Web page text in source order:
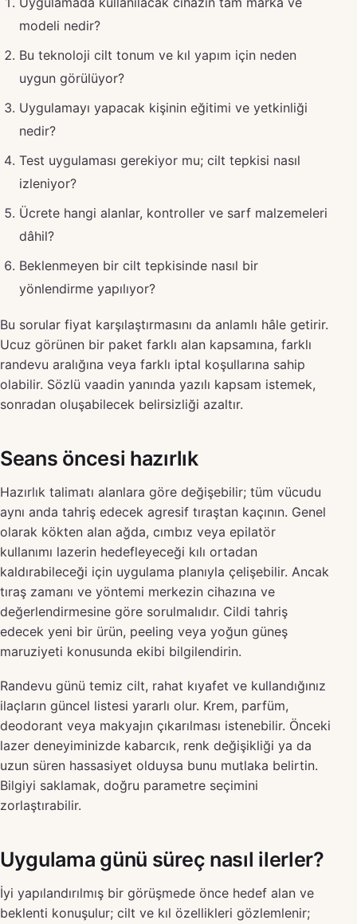
modeli nedir?
Bu teknoloji cilt tonum ve kıl yapım için neden
uygun görülüyor?
Uygulamayı yapacak kişinin eğitimi ve yetkinliği
nedir?
Test uygulaması gerekiyor mu; cilt tepkisi nasıl
izleniyor?
Ücrete hangi alanlar, kontroller ve sarf malzemeleri
dâhil?
Beklenmeyen bir cilt tepkisinde nasıl bir
yönlendirme yapılıyor?
Bu sorular fiyat karşılaştırmasını da anlamlı hâle getirir.
Ucuz görünen bir paket farklı alan kapsamına, farklı
randevu aralığına veya farklı iptal koşullarına sahip
olabilir. Sözlü vaadin yanında yazılı kapsam istemek,
sonradan oluşabilecek belirsizliği azaltır.
Seans öncesi hazırlık
Hazırlık talimatı alanlara göre değişebilir; tüm vücudu
aynı anda tahriş edecek agresif tıraştan kaçının. Genel
olarak kökten alan ağda, cımbız veya epilatör
kullanımı lazerin hedefleyeceği kılı ortadan
kaldırabileceği için uygulama planıyla çelişebilir. Ancak
tıraş zamanı ve yöntemi merkezin cihazına ve
değerlendirmesine göre sorulmalıdır. Cildi tahriş
edecek yeni bir ürün, peeling veya yoğun güneş
maruziyeti konusunda ekibi bilgilendirin.
Randevu günü temiz cilt, rahat kıyafet ve kullandığınız
ilaçların güncel listesi yararlı olur. Krem, parfüm,
deodorant veya makyajın çıkarılması istenebilir. Önceki
lazer deneyiminizde kabarcık, renk değişikliği ya da
uzun süren hassasiyet olduysa bunu mutlaka belirtin.
Bilgiyi saklamak, doğru parametre seçimini
zorlaştırabilir.
Uygulama günü süreç nasıl ilerler?
İyi yapılandırılmış bir görüşmede önce hedef alan ve
beklenti konuşulur; cilt ve kıl özellikleri gözlemlenir;